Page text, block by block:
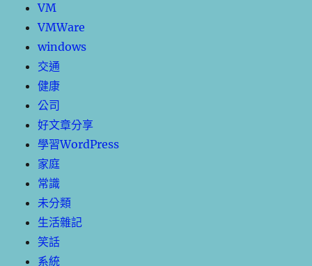
VM
VMWare
windows
交通
健康
公司
好文章分享
學習WordPress
家庭
常識
未分類
生活雜記
笑話
系統